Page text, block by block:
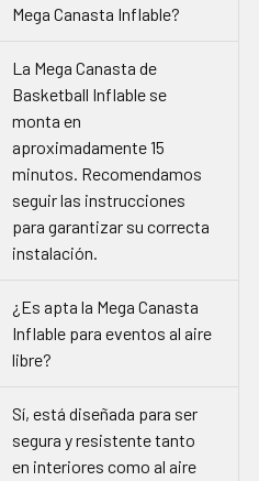
Mega Canasta Inflable?
La Mega Canasta de
Basketball Inflable se
monta en
aproximadamente 15
minutos. Recomendamos
seguir las instrucciones
para garantizar su correcta
instalación.
¿Es apta la Mega Canasta
Inflable para eventos al aire
libre?
Sí, está diseñada para ser
segura y resistente tanto
en interiores como al aire